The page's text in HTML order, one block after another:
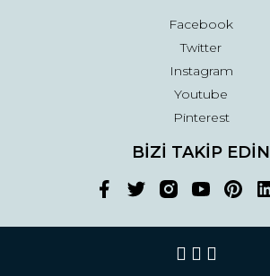
Facebook
Twitter
Instagram
Youtube
Pinterest
BİZİ TAKİP EDİN